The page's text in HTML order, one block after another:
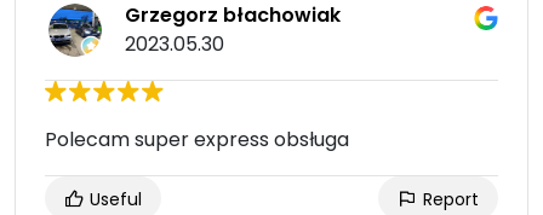
Grzegorz błachowiak
2023.05.30
Polecam super express obsługa
Useful Report